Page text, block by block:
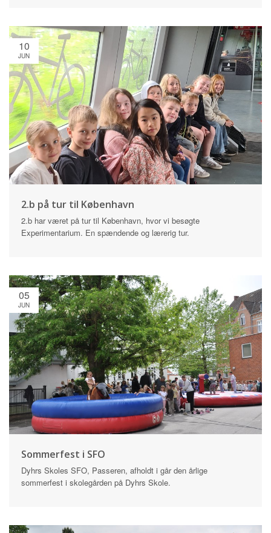
10
JUN
2.b på tur til København
2.b har været på tur til København, hvor vi besøgte
Experimentarium. En spændende og lærerig tur.
05
JUN
Sommerfest i SFO
Dyhrs Skoles SFO, Passeren, afholdt i går den årlige
sommerfest i skolegården på Dyhrs Skole.